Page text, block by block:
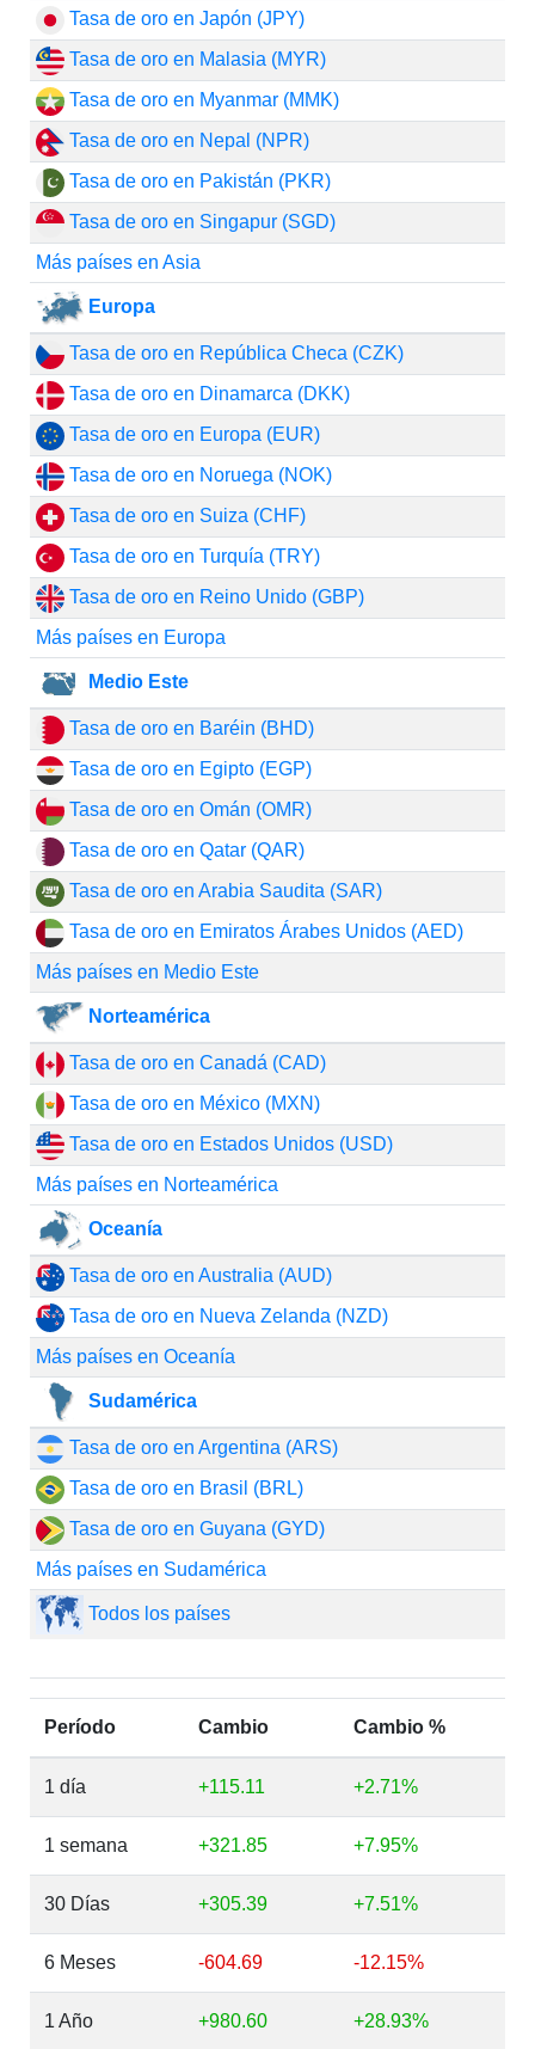
Tasa de oro en Japón (JPY)
Tasa de oro en Malasia (MYR)
Tasa de oro en Myanmar (MMK)
Tasa de oro en Nepal (NPR)
Tasa de oro en Pakistán (PKR)
Tasa de oro en Singapur (SGD)
Más países en Asia
Europa
Tasa de oro en República Checa (CZK)
Tasa de oro en Dinamarca (DKK)
Tasa de oro en Europa (EUR)
Tasa de oro en Noruega (NOK)
Tasa de oro en Suiza (CHF)
Tasa de oro en Turquía (TRY)
Tasa de oro en Reino Unido (GBP)
Más países en Europa
Medio Este
Tasa de oro en Baréin (BHD)
Tasa de oro en Egipto (EGP)
Tasa de oro en Omán (OMR)
Tasa de oro en Qatar (QAR)
Tasa de oro en Arabia Saudita (SAR)
Tasa de oro en Emiratos Árabes Unidos (AED)
Más países en Medio Este
Norteamérica
Tasa de oro en Canadá (CAD)
Tasa de oro en México (MXN)
Tasa de oro en Estados Unidos (USD)
Más países en Norteamérica
Oceanía
Tasa de oro en Australia (AUD)
Tasa de oro en Nueva Zelanda (NZD)
Más países en Oceanía
Sudamérica
Tasa de oro en Argentina (ARS)
Tasa de oro en Brasil (BRL)
Tasa de oro en Guyana (GYD)
Más países en Sudamérica
Todos los países
Período Cambio Cambio %
1 día +115.11 +2.71%
1 semana +321.85 +7.95%
30 Días +305.39 +7.51%
6 Meses -604.69 -12.15%
1 Año +980.60 +28.93%